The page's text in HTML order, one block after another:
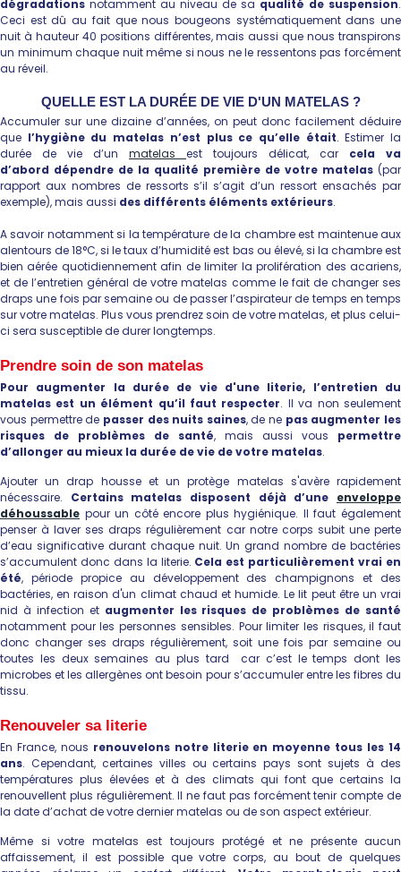
dégradations notamment au niveau de sa qualité de suspension.
Ceci est dû au fait que nous bougeons systématiquement dans une
nuit à hauteur 40 positions différentes, mais aussi que nous transpirons
un minimum chaque nuit même si nous ne le ressentons pas forcément
au réveil.
QUELLE EST LA DURÉE DE VIE D'UN MATELAS ?
Accumuler sur une dizaine d’années, on peut donc facilement déduire
que l’hygiène du matelas n’est plus ce qu’elle était. Estimer la
durée de vie d’un matelas est toujours délicat, car cela va
d’abord dépendre de la qualité première de votre matelas (par
rapport aux nombres de ressorts s’il s’agit d’un ressort ensachés par
exemple), mais aussi des différents éléments extérieurs.
A savoir notamment si la température de la chambre est maintenue aux
alentours de 18°C, si le taux d’humidité est bas ou élevé, si la chambre est
bien aérée quotidiennement afin de limiter la prolifération des acariens,
et de l’entretien général de votre matelas comme le fait de changer ses
draps une fois par semaine ou de passer l’aspirateur de temps en temps
sur votre matelas. Plus vous prendrez soin de votre matelas, et plus celui-
ci sera susceptible de durer longtemps.
Prendre soin de son matelas
Pour augmenter la durée de vie d'une literie, l’entretien du
matelas est un élément qu’il faut respecter. Il va non seulement
vous permettre de passer des nuits saines, de ne pas augmenter les
risques de problèmes de santé, mais aussi vous permettre
d’allonger au mieux la durée de vie de votre matelas.
Ajouter un drap housse et un protège matelas s'avère rapidement
nécessaire. Certains matelas disposent déjà d’une enveloppe
déhoussable pour un côté encore plus hygiénique. Il faut également
penser à laver ses draps régulièrement car notre corps subit une perte
d’eau significative durant chaque nuit. Un grand nombre de bactéries
s’accumulent donc dans la literie. Cela est particulièrement vrai en
été, période propice au développement des champignons et des
bactéries, en raison d'un climat chaud et humide. Le lit peut être un vrai
nid à infection et augmenter les risques de problèmes de santé
notamment pour les personnes sensibles. Pour limiter les risques, il faut
donc changer ses draps régulièrement, soit une fois par semaine ou
toutes les deux semaines au plus tard car c’est le temps dont les
microbes et les allergènes ont besoin pour s’accumuler entre les fibres du
tissu.
Renouveler sa literie
En France, nous renouvelons notre literie en moyenne tous les 14
ans. Cependant, certaines villes ou certains pays sont sujets à des
températures plus élevées et à des climats qui font que certains la
renouvellent plus régulièrement. Il ne faut pas forcément tenir compte de
la date d’achat de votre dernier matelas ou de son aspect extérieur.
Même si votre matelas est toujours protégé et ne présente aucun
affaissement, il est possible que votre corps, au bout de quelques